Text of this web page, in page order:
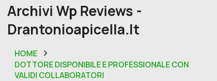
Archivi Wp Reviews -
Drantonioapicella.it
HOME
DOTTORE DISPONIBILE E PROFESSIONALE CON
VALIDI COLLABORATORI